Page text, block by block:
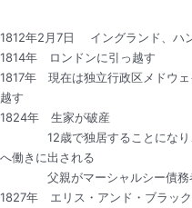
1812年2月7日 イングランド、ハ
1814年 ロンドンに引っ越す
1817年 現在は独立行政区メドウ
越す
1824年 生家が破産
12歳で独居することになり、
へ働きに出される
父親がマーシャルシー債務者
1827年 エリス・アンド・ブラッ